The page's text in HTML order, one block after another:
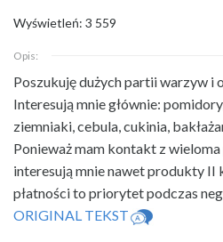
Wyświetleń: 3 559
Opis:
Poszukuję dużych partii warzyw i
Interesują mnie głównie:
ziemniaki, cebula, cukinia,
Ponieważ mam kontakt z
interesują mnie nawet produkty
płatności to priorytet podczas
ORIGINAL TEKST